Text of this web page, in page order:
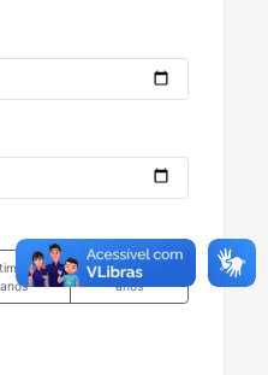
5
anos
Últimos 10
anos